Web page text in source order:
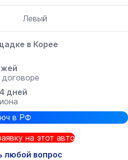
Левый
в Корее
дней
в РФ
на этот авто
любой вопрос